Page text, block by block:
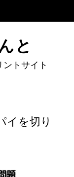
と
トサイト
を切り